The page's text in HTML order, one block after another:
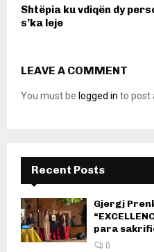
Shtëpia ku vdiqën dy
s’ka leje
LEAVE A COMMENT
You must be logged in to post
Recent Posts
Gjergj
para
0